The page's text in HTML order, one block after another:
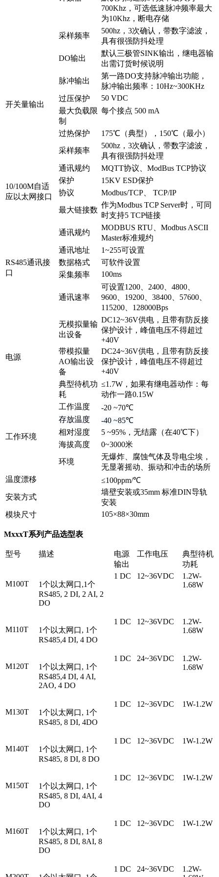
700Khz，可选低速脉冲频率最大
为10Khz，断电存储
采样频率
500hz，3次确认，带数字滤波，
具有很强防抖处理
开关量输出
DO输出
默认三极管SINK输出，继电器输
出需订货时候说明
脉冲输出
第一路DO支持脉冲输出功能，
脉冲输出频率：10Hz~300KHz
过压保护
50 VDC
最大负载限
制
每个接点 500 mA
过热保护 175℃（典型），150℃（最小）
采样频率
500hz，3次确认，带数字滤波，
具有很强防抖处理
10/100M自适
应以太网接口
通讯规约
MQTT协议、ModBus TCP协议
保护
15KV ESD保护
协议
Modbus/TCP、 TCP/IP
最大链接数
作为Modbus TCP Server时，可同
时支持5 TCP链接
RS485通讯接
口
通讯规约
MODBUS RTU、Modbus ASCII
Master标准规约
通讯地址
1~255可设置
数据格式
可软件设置
采集频率
100ms
通讯速率
可设置1200、2400、4800、
9600、19200、38400、57600、
115200、128000Bps
电源
无模拟量输
出设备
DC12~36V供电，且带有防反接
保护设计，峰值电压不得超过
+40V
带模拟量
AO输出设
备
DC24~36V供电，且带有防反接
保护设计，峰值电压不得超过
+40V
典型待机功
耗
≤1.7W，如果有继电器动作：每
动作一路0.15W
工作环境
工作温度
-20 ~70℃
存放温度
-40 ~85℃
相对湿度
5 ~95%，无结露（在40℃下）
海拔高度
0~3000米
环境
无爆炸、腐蚀气体及导电尘埃，
无显著摇动、振动和冲击的场所
温度漂移
≤100ppm/℃
安装方式
墙壁安装或35mm 标准DIN导轨
安装
模块尺寸
105×88×30mm
MxxxT系列 产品选型表
型号 描述
电源
输出
工作电压
典型待机
功耗
M100T
1个以太网口,1个
RS485, 2 DI, 2 AI, 2
DO
1 DC 12~36VDC
1.2W-
1.68W
M110T
1个以太网口, 1个
RS485,4 DI, 4 DO
1 DC 12~36VDC
1.2W-
1.68W
M120T
1个以太网口, 1个
RS485,4 DI, 4 AI,
2AO, 4 DO
1 DC 24~36VDC
1.2W-
1.68W
M130T
1个以太网口, 1个
RS485, 8 DI, 4DO
1 DC 12~36VDC 1W-1.2W
M140T
1个以太网口, 1个
RS485, 8 DI, 8 DO
1 DC 12~36VDC 1W-1.2W
M150T
1个以太网口, 1个
RS485, 8 DI, 4AI, 4
DO
1 DC 12~36VDC 1W-1.2W
M160T
1个以太网口, 1个
RS485, 8 DI, 8AI, 8
DO
1 DC 12~36VDC 1W-1.2W
1 DC 24~36VDC
1.2W-